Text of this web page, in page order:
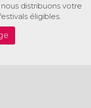
distribuons votre
éligibles.